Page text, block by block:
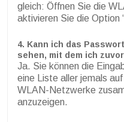
gleich: Öffnen Sie die
aktivieren Sie die Option
4. Kann ich das
sehen, mit dem ich
Ja. Sie können die
eine Liste aller jemals
WLAN-Netzwerke
anzuzeigen.